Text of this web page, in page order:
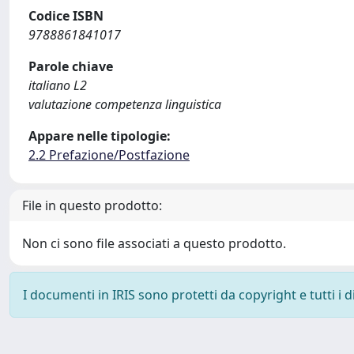
Codice ISBN
9788861841017
Parole chiave
italiano L2
valutazione competenza linguistica
Appare nelle tipologie:
2.2 Prefazione/Postfazione
File in questo prodotto:
Non ci sono file associati a questo prodotto.
I documenti in IRIS sono protetti da copyright e tutti i